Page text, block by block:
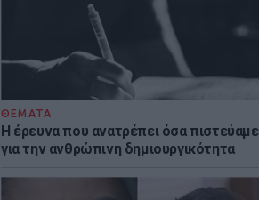
ΘΕΜΑΤΑ
Η έρευνα που ανατρέπει όσα πιστεύαμε
για την ανθρώπινη δημιουργικότητα